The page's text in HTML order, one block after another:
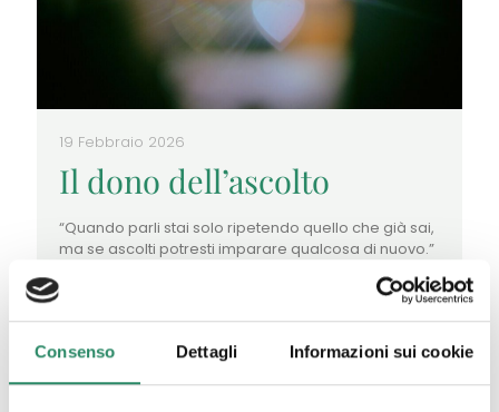
Consenso Dettagli Informazioni sui cookie
19 Febbraio 2026
Il dono dell’ascolto
“Quando parli stai solo ripetendo quello che già sai,
ma se ascolti potresti imparare qualcosa di nuovo.”
Leggi tutto